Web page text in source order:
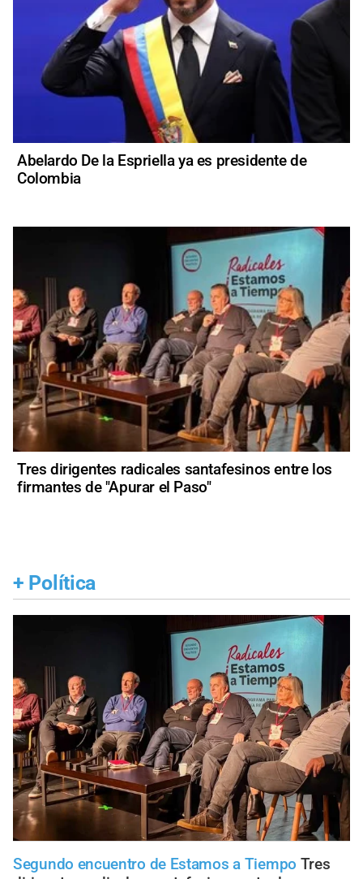
Abelardo De la Espriella ya es presidente de
Colombia
Tres dirigentes radicales santafesinos entre los
firmantes de "Apurar el Paso"
+ Política
Segundo encuentro de Estamos a Tiempo Tres